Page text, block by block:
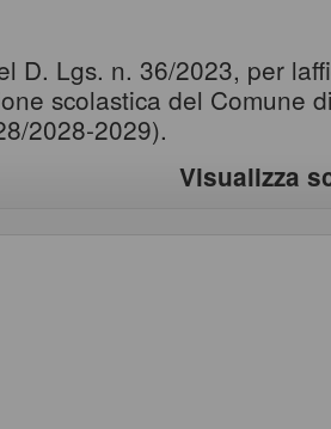
D. Lgs. n. 36/2023, per
scolastica del Comune di
2028-2029).
Visualizza